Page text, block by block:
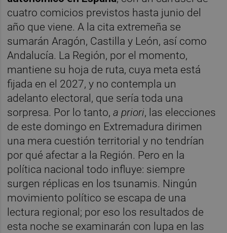
cuatro comicios previstos hasta junio del
año que viene. A la cita extremeña se
sumarán Aragón, Castilla y León, así como
Andalucía. La Región, por el momento,
mantiene su hoja de ruta, cuya meta está
fijada en el 2027, y no contempla un
adelanto electoral, que sería toda una
sorpresa. Por lo tanto,a priori, las elecciones
de este domingo en Extremadura dirimen
una mera cuestión territorial y no tendrían
por qué afectar a la Región. Pero en la
política nacional todo influye: siempre
surgen réplicas en los tsunamis. Ningún
movimiento político se escapa de una
lectura regional; por eso los resultados de
esta noche se examinarán con lupa en las